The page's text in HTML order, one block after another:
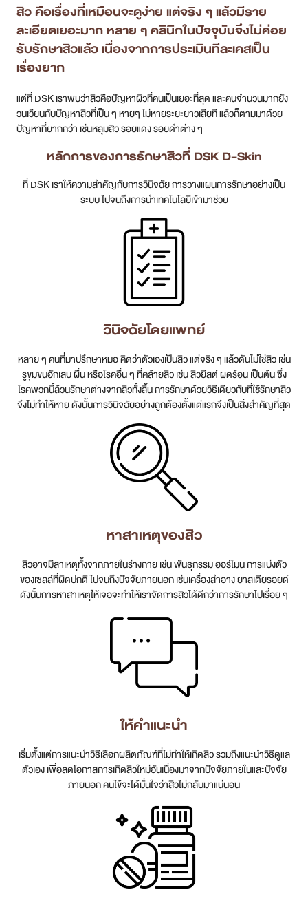
วีดีโอรีวิว
บทความ
โปรโมชั่น
รายชื่อสาขา
สาขา Siam Paragon
สาขา Stadium One
สาขา นครปฐม
ไทย
สิว คือเรื่องที่เหมือนจะดูง่าย แต่จริง ๆ แล้วมีราย
ละเอียดเยอะมาก หลาย ๆ คลินิกในปัจจุบันจึงไม่ค่อย
รับรักษาสิวแล้ว เนื่องจากการประเมินทีละเคสเป็น
เรื่องยาก
แต่ที่ DSK เราพบว่าสิวคือปัญหาผิวที่คนเป็นเยอะที่สุด และคนจำนวนมากยัง
วนเวียนกับปัญหาสิวที่เป็น ๆ หายๆ ไม่หายระยะยาวเสียที แล้วก็ตามมาด้วย
ปัญหาที่ยากกว่า เช่นหลุมสิว รอยแดง รอยดำต่าง ๆ
หลักการของการรักษาสิวที่ DSK D-Skin
ที่ DSK เราให้ความสำคัญกับการวินิจฉัย การวางแผนการรักษาอย่างเป็น
ระบบ ไปจนถึงการนำเทคโนโลยีเข้ามาช่วย
วินิจฉัยโดยแพทย์
หลาย ๆ คนที่มาปรึกษาหมอ คิดว่าตัวเองเป็นสิว แต่จริง ๆ แล้วดันไม่ใช่สิว เช่น
รูขุมขนอักเสบ ผื่น หรือโรคอื่น ๆ ที่คล้ายสิว เช่น สิวยีสต์ ผดร้อน เป็นต้น ซึ่ง
โรคพวกนี้ล้วนรักษาต่างจากสิวทั้งสิ้น การรักษาด้วยวิธีเดียวกับที่ใช้รักษาสิว
จึงไม่ทำให้หาย ดังนั้นการวินิจฉัยอย่างถูกต้องตั้งแต่แรกจึงเป็นสิ่งสำคัญที่สุด
หาสาเหตุของสิว
สิวอาจมีสาเหตุทั้งจากภายในร่างกาย เช่น พันธุกรรม ฮอร์โมน การแบ่งตัว
ของเซลล์ที่ผิดปกติ ไปจนถึงปัจจัยภายนอก เช่นเครื่องสำอาง ยาสเตียรอยด์
ดังนั้นการหาสาเหตุให้เจอจะทำให้เราจัดการสิวได้ดีกว่าการรักษาไปเรื่อย ๆ
ให้คำแนะนำ
เริ่มตั้งแต่การแนะนำวิธีเลือกผลิตภัณฑ์ที่ไม่ทำให้เกิดสิว รวมถึงแนะนำวิธีดูแล
ตัวเอง เพื่อลดโอกาสการเกิดสิวใหม่อันเนื่องมาจากปัจจัยภายในและปัจจัย
ภายนอก คนไข้จะได้มั่นใจว่าสิวไม่กลับมาแน่นอน